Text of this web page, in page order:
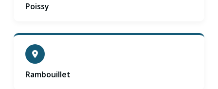
Poissy
Rambouillet